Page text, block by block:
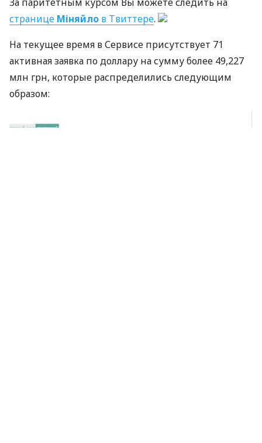
странице Міняйло в Твиттере.
На текущее время в Сервисе присутствует 71
активная заявка по доллару на сумму более 49,227
млн грн, которые распределились следующим
образом: